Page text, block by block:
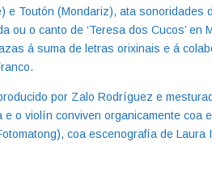
e Toutón (Mondariz), ata
ou o canto de ‘Teresa dos Cucos’
á suma de letras orixinais e á
por Zalo Rodríguez e
e o violín conviven organicamente coa
coa escenografía de Laura